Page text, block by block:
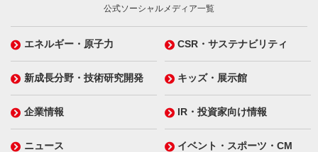
公式ソーシャルメディア一覧
エネルギー・原子力 CSR・サステナビリティ
新成長分野・技術研究開発 キッズ・展示館
企業情報 IR・投資家向け情報
ニュース イベント・スポーツ・CM